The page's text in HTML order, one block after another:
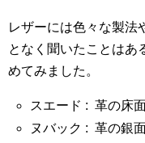
レザーには色々な製法
となく聞いたことはあ
めてみました。
スエード : 革の床
ヌバック : 革の銀